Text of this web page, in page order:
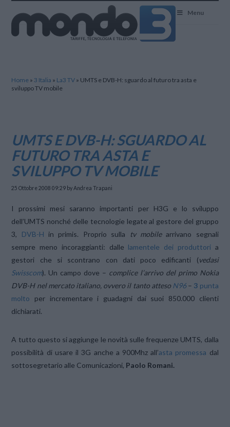
Menu
Home »3 Italia » La3 TV » UMTS e DVB-H: sguardo al futuro tra asta e
sviluppo TV mobile
UMTS E DVB-H: SGUARDO AL
FUTURO TRA ASTA E
SVILUPPO TV MOBILE
25 Ottobre 2008 09:29 by Andrea Trapani
I prossimi mesi saranno importanti per H3G e lo sviluppo
dell’UMTS nonché delle tecnologie legate al gestore del gruppo
3, DVB-H in primis. Proprio sulla tv mobilearrivano segnali
sempre meno incoraggianti: dalle lamentele dei produttoria
gestori che si scontrano con dati poco edificanti (vedasi
Swisscom). Un campo dove – complice l’arrivo del primo Nokia
DVB-H nel mercato italiano, ovvero il tanto atteso N96 – 3 punta
molto per incrementare i guadagni dai suoi 850.000 clienti
dichiarati.
A tutto questo si aggiunge le novità sulle frequenze UMTS, dalla
possibilità di usare il 3G anche a 900Mhz all’asta promessa dal
sottosegretario alle Comunicazioni, Paolo Romani.